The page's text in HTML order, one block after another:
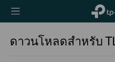
TP-Link,
Reliably
ดาวนโหลดสำหรับ